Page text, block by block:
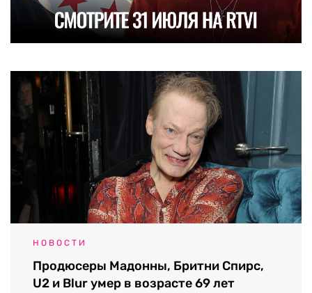
НОВОСТИ
Продюсеры Мадонны, Бритни Спирс,
U2 и Blur умер в возрасте 69 лет